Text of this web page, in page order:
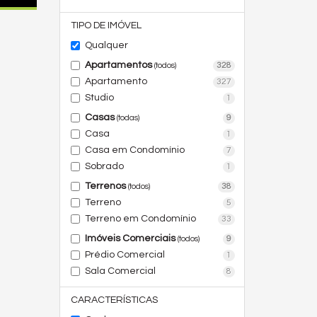
TIPO DE IMÓVEL
Qualquer
Apartamentos(todos) 328
Apartamento 327
Studio 1
Casas(todas) 9
Casa 1
Casa em Condomínio 7
Sobrado 1
Terrenos(todos) 38
Terreno 5
Terreno em Condomínio 33
Imóveis Comerciais(todos) 9
Prédio Comercial 1
Sala Comercial 8
CARACTERÍSTICAS